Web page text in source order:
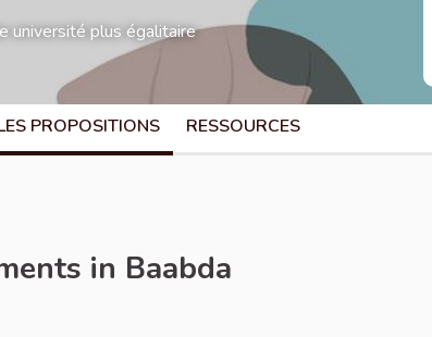
université plus égalitaire
PROPOSITIONS RESSOURCES
in Baabda